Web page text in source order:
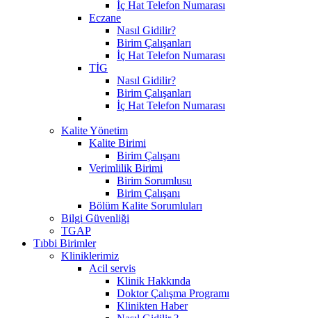
İç Hat Telefon Numarası
Eczane
Nasıl Gidilir?
Birim Çalışanları
İç Hat Telefon Numarası
TİG
Nasıl Gidilir?
Birim Çalışanları
İç Hat Telefon Numarası
Kalite Yönetim
Kalite Birimi
Birim Çalışanı
Verimlilik Birimi
Birim Sorumlusu
Birim Çalışanı
Bölüm Kalite Sorumluları
Bilgi Güvenliği
TGAP
Tıbbi Birimler
Kliniklerimiz
Acil servis
Klinik Hakkında
Doktor Çalışma Programı
Klinikten Haber